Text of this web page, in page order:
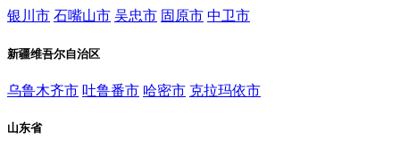
银川市 石嘴山市 吴忠市 固原市 中卫市
新疆维吾尔自治区
乌鲁木齐市 吐鲁番市 哈密市 克拉玛依市
山东省